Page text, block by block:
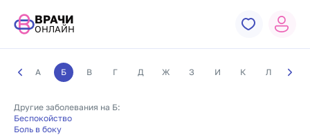
ВРАЧИ
ОНЛАЙН
А Б В Г Д Ж З И К Л М
Другие заболевания на Б:
Беспокойство
Боль в боку